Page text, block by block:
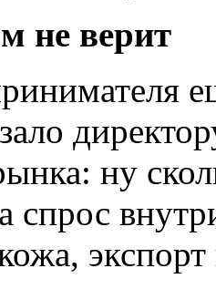
не верит
ну
спрос